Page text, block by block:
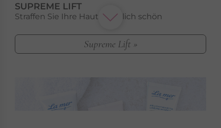
SUPREME LIFT
Straffen Sie Ihre Haut natürlich schön
Supreme Lift »